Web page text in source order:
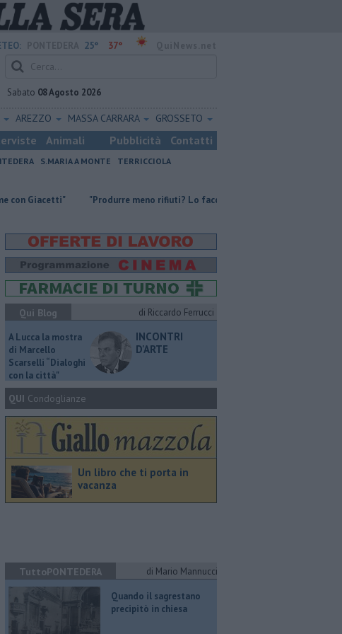
25° 37°
Sabato 08 Agosto 2026
AREZZO MASSA CARRARA GROSSETO
Animali Pubblicità Contatti
S.MARIA A MONTE
TERRICCIOLA
"Produrre meno rifiuti? Lo facciamo dal 1990"
Qui Blog di Riccardo Ferrucci
A Lucca la mostra
di Marcello
Scarselli “Dialoghi
con la città"
INCONTRI
D'ARTE
QUI Condoglianze
Un libro che ti porta in
vacanza
TuttoPONTEDERA di Mario Mannucci
Quando il sagrestano
precipitò in chiesa